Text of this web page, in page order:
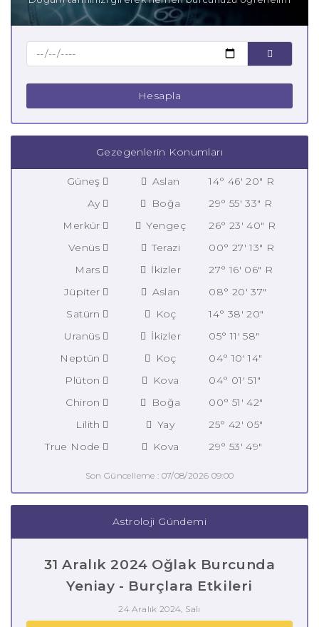
Hesapla
Gezegenlerin Konumları
Güneş Aslan
14° 46' 20" R
Ay
Boğa
29° 55' 33" R
Merkür
Yengeç
26° 23' 40" R
Venüs
Terazi
00° 27' 13" R
Mars
İkizler
27° 16' 06" R
Jüpiter
Aslan
08° 20' 37"
Satürn
Koç
14° 38' 20"
Uranüs
İkizler
05° 11' 58"
Neptün
Koç
04° 10' 14"
Plüton
Kova
04° 01' 51"
Chiron
Boğa
00° 51' 42"
Lilith
Yay
25° 42' 05"
True Node
Kova 29° 53' 49"
Son Güncelleme : 07/08/2026 09:00
Astroloji Gündemi
31 Aralık 2024 Oğlak Burcunda
Yeniay - Burçlara Etkileri
24 Aralık 2024, Salı